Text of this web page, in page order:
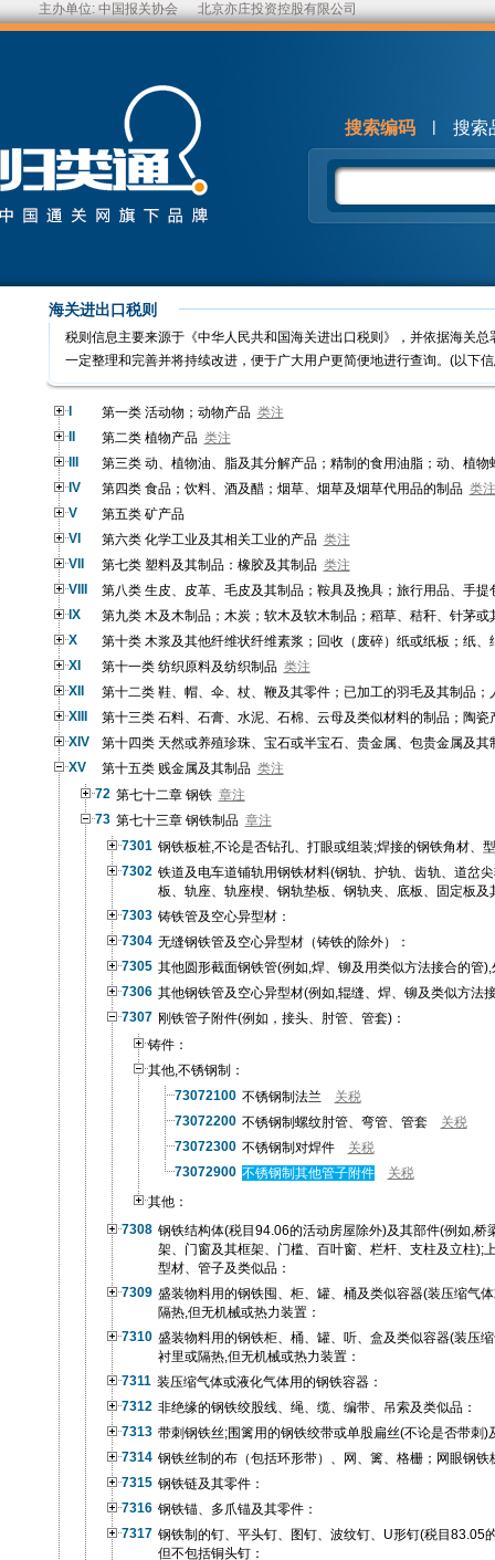
主办单位: 中国报关协会 北京亦庄投资控股有限公司
搜索编码 | 搜索
海关进出口税则
税则信息主要来源于《中华人民共和国海关进出口税则》，并依据海关
一定整理和完善并将持续改进，便于广大用户更简便地进行查询。(以下
I 第一类 活动物；动物产品 类注
II
第二类 植物产品 类注
III
第三类 动、植物油、脂及其分解产品；精制的食用油脂；动、植物
IV
第四类 食品；饮料、酒及醋；烟草、烟草及烟草代用品的制品 类注
V
第五类 矿产品
VI
第六类 化学工业及其相关工业的产品 类注
VII
第七类 塑料及其制品：橡胶及其制品 类注
VIII
第八类 生皮、皮革、毛皮及其制品；鞍具及挽具；旅行用品、手
IX
第九类 木及木制品；木炭；软木及软木制品；稻草、秸秆、针茅
X
第十类 木浆及其他纤维状纤维素浆；回收（废碎）纸或纸板；纸、
XI
第十一类 纺织原料及纺织制品 类注
XII
第十二类 鞋、帽、伞、杖、鞭及其零件；已加工的羽毛及其制品；
XIII
第十三类 石料、石膏、水泥、石棉、云母及类似材料的制品；陶瓷
XIV
第十四类 天然或养殖珍珠、宝石或半宝石、贵金属、包贵金属及其
XV
第十五类 贱金属及其制品 类注
72 第七十二章 钢铁 章注
73 第七十三章 钢铁制品 章注
7301 钢铁板桩,不论是否钻孔、打眼或组装;焊接的钢铁角材、
7302 铁道及电车道铺轨用钢铁材料(钢轨、护轨、齿轨、道岔
板、轨座、轨座楔、钢轨垫板、钢轨夹、底板、固定板
7303 铸铁管及空心异型材：
7304 无缝钢铁管及空心异型材（铸铁的除外）：
7305 其他圆形截面钢铁管(例如,焊、铆及用类似方法接合的管
7306 其他钢铁管及空心异型材(例如,辊缝、焊、铆及类似方法
7307 刚铁管子附件(例如，接头、肘管、管套)：
铸件：
其他,不锈钢制：
73072100 不锈钢制法兰
关税
73072200 不锈钢制螺纹肘管、弯管、管套
关税
73072300 不锈钢制对焊件
关税
73072900 不锈钢制其他管子附件
关税
其他：
7308 钢铁结构体(税目94.06的活动房屋除外)及其部件(例如,
架、门窗及其框架、门槛、百叶窗、栏杆、支柱及立柱);
型材、管子及类似品：
7309 盛装物料用的钢铁囤、柜、罐、桶及类似容器(装压缩气
隔热,但无机械或热力装置：
7310 盛装物料用的钢铁柜、桶、罐、听、盒及类似容器(装压
衬里或隔热,但无机械或热力装置：
7311 装压缩气体或液化气体用的钢铁容器：
7312 非绝缘的钢铁绞股线、绳、缆、编带、吊索及类似品：
7313 带刺钢铁丝;围篱用的钢铁绞带或单股扁丝(不论是否带刺)
7314 钢铁丝制的布（包括环形带）、网、篱、格栅；网眼钢铁
7315 钢铁链及其零件：
7316 钢铁锚、多爪锚及其零件：
7317 钢铁制的钉、平头钉、图钉、波纹钉、U形钉(税目83.05
但不包括铜头钉：